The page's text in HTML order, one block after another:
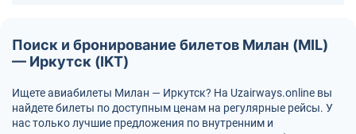
Поиск и бронирование билетов Милан (MIL)
— Иркутск (IKT)
Ищете авиабилеты Милан — Иркутск? На Uzairways.online вы
найдете билеты по доступным ценам на регулярные рейсы. У
нас только лучшие предложения по внутренним и